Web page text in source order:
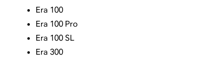
Era 100
Era 100 Pro
Era 100 SL
Era 300